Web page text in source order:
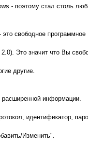
- поэтому стал столь
свободное программное
Это значит что Вы
другие.
расширенной информации.
идентификатор,
Изменить".